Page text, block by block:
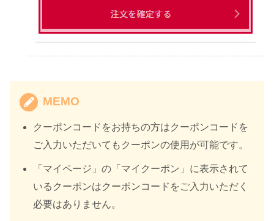
MEMO
クーポンコードをお持ちの方はクーポンコードを
ご入力いただいてもクーポンの使用が可能です。
「マイページ」の「マイクーポン」に表示されて
いるクーポンはクーポンコードをご入力いただく
必要はありません。